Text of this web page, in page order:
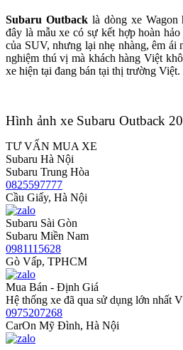
Subaru Outback là dòng xe
đây là mẫu xe có sự kết hợp hoàn
của SUV, nhưng lại nhẹ nhàng, êm ái
nghiệm thú vị mà khách hàng Việt
xe hiện tại đang bán tại thị trường Việt.
Hình ảnh xe Subaru Outback
TƯ VẤN MUA XE
Subaru Hà Nội
Subaru Trung Hòa
0825597777
Cầu Giấy, Hà Nội
Subaru Sài Gòn
Subaru Miền Nam
0981115628
Gò Vấp, TPHCM
Mua Bán - Định Giá
Hệ thống xe đã qua sử dụng lớn nhất
0975207268
CarOn Mỹ Đình, Hà Nội